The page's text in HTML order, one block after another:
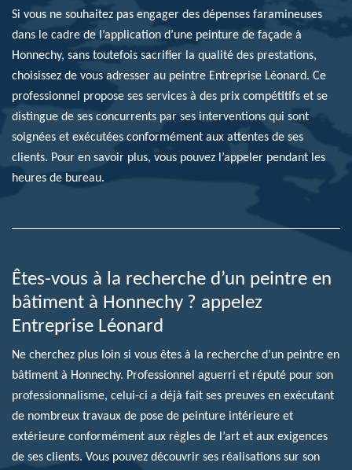
Si vous ne souhaitez pas engager des dépenses faramineuses
dans le cadre de l’application d’une peinture de façade à
Honnechy, sans toutefois sacrifier la qualité des prestations,
choisissez de vous adresser au peintre Entreprise Léonard. Ce
professionnel propose ses services à des prix compétitifs et se
distingue de ses concurrents par ses interventions qui sont
soignées et exécutées conformément aux attentes de ses
clients. Pour en savoir plus, vous pouvez l’appeler pendant les
heures de bureau.
Êtes-vous à la recherche d’un peintre en
bâtiment à Honnechy ? appelez
Entreprise Léonard
Ne cherchez plus loin si vous êtes à la recherche d’un peintre en
bâtiment à Honnechy. Professionnel aguerri et réputé pour son
professionnalisme, celui-ci a déjà fait ses preuves en exécutant
de nombreux travaux de pose de peinture intérieure et
extérieure conformément aux règles de l’art et aux exigences
de ses clients. Vous pouvez découvrir ses réalisations sur son